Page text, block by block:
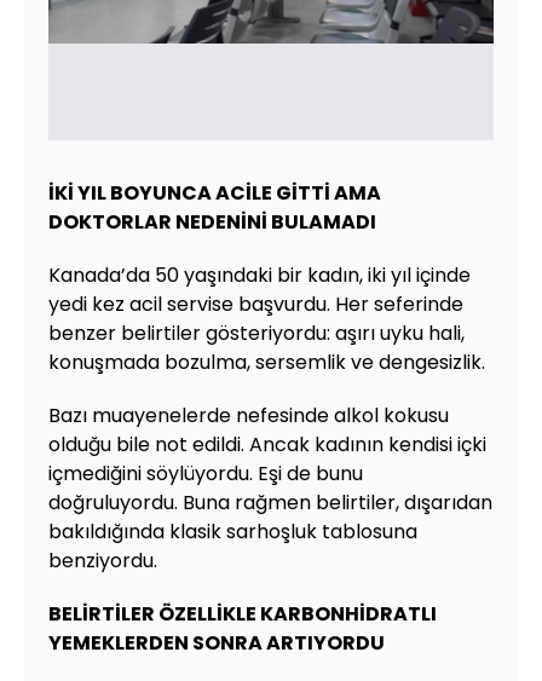
İKİ YIL BOYUNCA ACİLE GİTTİ AMA
DOKTORLAR NEDENİNİ BULAMADI
Kanada’da 50 yaşındaki bir kadın, iki yıl içinde
yedi kez acil servise başvurdu. Her seferinde
benzer belirtiler gösteriyordu: aşırı uyku hali,
konuşmada bozulma, sersemlik ve dengesizlik.
Bazı muayenelerde nefesinde alkol kokusu
olduğu bile not edildi. Ancak kadının kendisi içki
içmediğini söylüyordu. Eşi de bunu
doğruluyordu. Buna rağmen belirtiler, dışarıdan
bakıldığında klasik sarhoşluk tablosuna
benziyordu.
BELİRTİLER ÖZELLİKLE KARBONHİDRATLI
YEMEKLERDEN SONRA ARTIYORDU